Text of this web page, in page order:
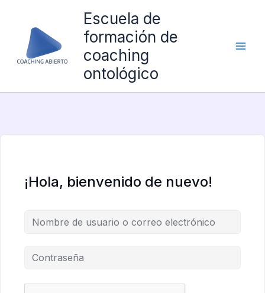
contenido
Escuela de
formación de
coaching
ontológico
¡Hola, bienvenido de nuevo!